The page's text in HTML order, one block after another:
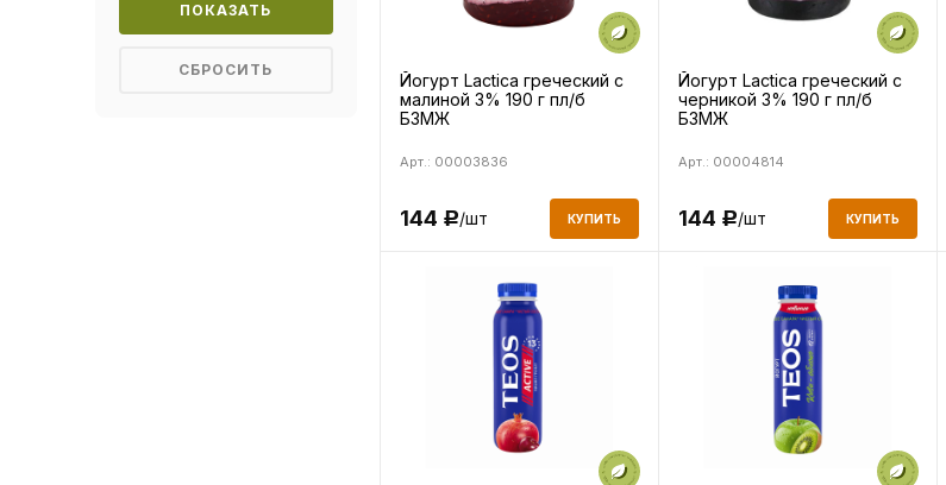
Йогурт Lactica греческий с
малиной 3% 190 г пл/б
БЗМЖ
Арт.: 00003836
144 Р/шт КУПИТЬ
Йогурт Lactica греческий с
черникой 3% 190 г пл/б
БЗМЖ
Арт.: 00004814
144 Р/шт КУПИТЬ